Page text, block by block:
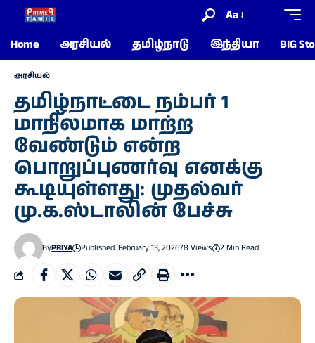
Aa
Home
அரசியல் தமிழ்நாடு இந்தியா BIG
அரசியல்
தமிழ்நாட்டை நம்பர் 1
மாநிலமாக மாற்ற
வேண்டும் என்ற
பொறுப்புணர்வு எனக்கு
கூடியுள்ளது: முதல்வர்
மு.க.ஸ்டாலின் பேச்சு
ByPRIYA Published: February 13, 202678 Views 2 Min Read